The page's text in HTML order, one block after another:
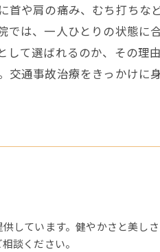
や肩の痛み、むち打ちな
は、一人ひとりの状態に
て選ばれるのか、その理
通事故治療をきっかけに
しています。健やかさと美し
談ください。